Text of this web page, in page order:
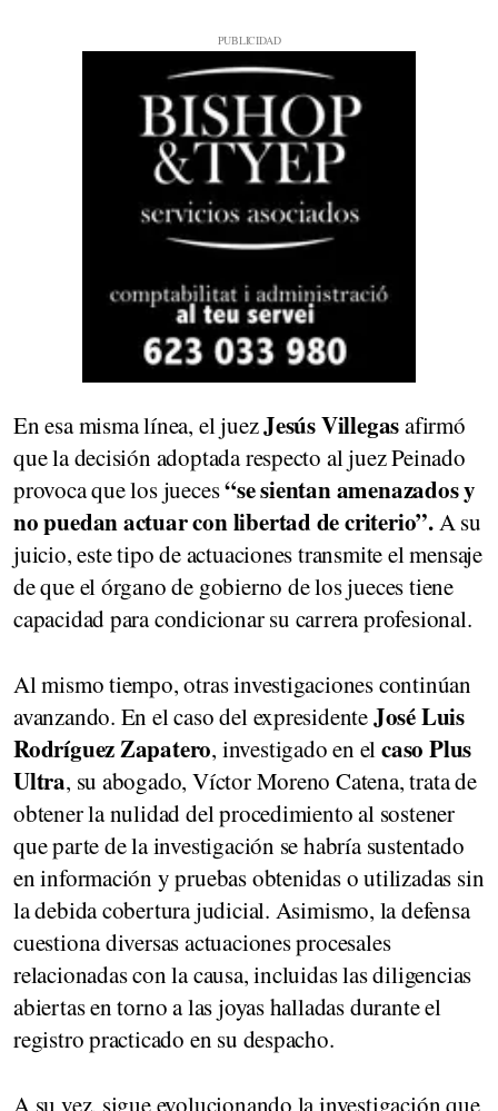
En esa misma línea, el juezJesús Villegasafirmó
que la decisión adoptada respecto al juez Peinado
provoca que los jueces“se sientan amenazados y
no puedan actuar con libertad de criterio”.A su
juicio, este tipo de actuaciones transmite el mensaje
de que el órgano de gobierno de los jueces tiene
capacidad para condicionar su carrera profesional.
Al mismo tiempo, otras investigaciones continúan
avanzando. En el caso del expresidenteJosé Luis
Rodríguez Zapatero, investigado en elcaso Plus
Ultra, su abogado, Víctor Moreno Catena, trata de
obtener la nulidad del procedimiento al sostener
que parte de la investigación se habría sustentado
en información y pruebas obtenidas o utilizadas sin
la debida cobertura judicial. Asimismo, la defensa
cuestiona diversas actuaciones procesales
relacionadas con la causa, incluidas las diligencias
abiertas en torno a las joyas halladas durante el
registro practicado en su despacho.
A su vez, sigue evolucionando la investigación que